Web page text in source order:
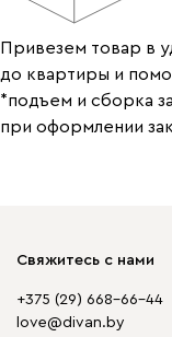
Привезем товар в
до квартиры и
*подъем и сборка
при оформлении
Свяжитесь с нами
+375 (29) 668-66-44
love@divan.by